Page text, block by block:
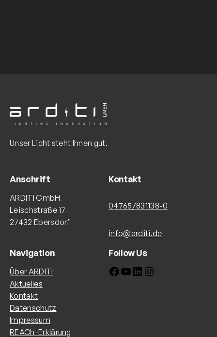
Unser Licht steht Ihnen gut.
Anschrift
ARDITI GmbH
Leischstraße 17
27432 Ebersdorf
Kontakt
04765/831138-0
info@arditi.de
Navigation
Über ARDITI
Aktuelles
Kontakt
Datenschutz
Impressum
REACh-Erklärung
Follow Us
Facebook YouTube LinkedIn Instagram